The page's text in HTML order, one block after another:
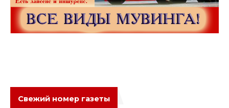
Свежий номер газеты